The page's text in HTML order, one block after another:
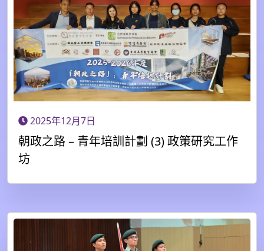
2025年12月7日
朝政之路 – 青年培訓計劃 (3) 政策研究工作
坊